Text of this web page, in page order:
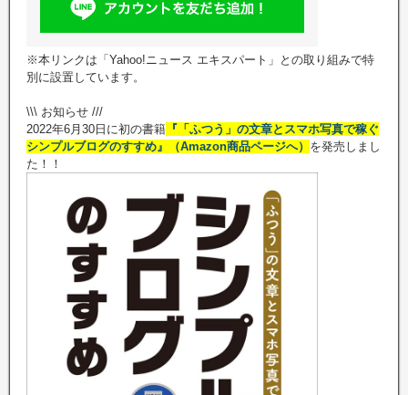
※本リンクは「Yahoo!ニュース エキスパート」との取り組みで特
別に設置しています。
\\\ お知らせ ///
2022年6月30日に初の書籍 『「ふつう」の文章とスマホ写真で稼ぐ
シンプルブログのすすめ』（Amazon商品ページへ） を発売しまし
た！！